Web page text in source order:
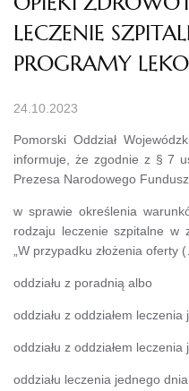
LECZENIE
PROGRAMY
24.10.2023
Pomorski Oddział
informuje, że zgodnie z § 7
Prezesa Narodowego
w sprawie określenia
rodzaju leczenie szpitalne w
„W przypadku złożenia
oddziału z poradnią albo
oddziału z oddziałem
oddziału z oddziałem
oddziału leczenia jednego